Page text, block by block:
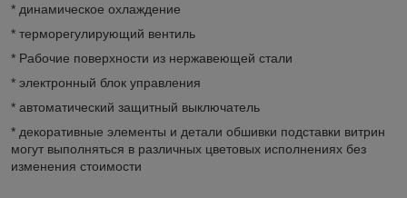
* динамическое охлаждение
* терморегулирующий вентиль
* Рабочие поверхности из нержавеющей стали
* электронный блок управления
* автоматический защитный выключатель
* декоративные элементы и детали обшивки подставки витрин
могут выполняться в различных цветовых исполнениях без
изменения стоимости